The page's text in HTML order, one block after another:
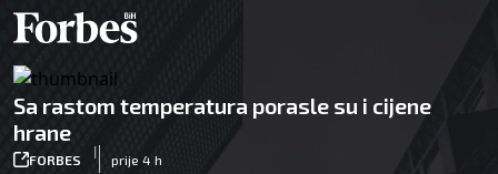
Sa rastom temperatura porasle su i cijene
hrane
FORBES
|
prije 4 h